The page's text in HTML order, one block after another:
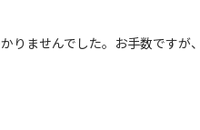
りませんでした。お手数ですが